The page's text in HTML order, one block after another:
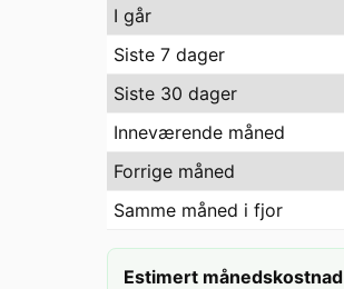
I går
Siste 7 dager
Siste 30 dager
Inneværende måned
Forrige måned
Samme måned i fjor
Estimert månedskostnad